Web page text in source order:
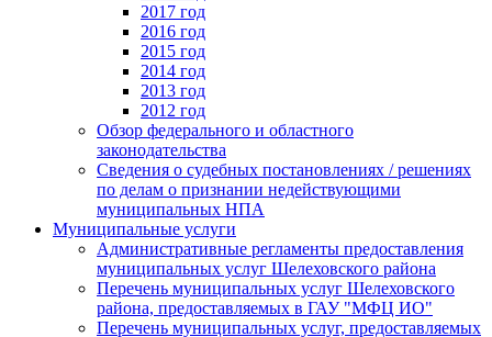
2017 год
2016 год
2015 год
2014 год
2013 год
2012 год
Обзор федерального и областного
законодательства
Сведения о судебных постановлениях / решениях
по делам о признании недействующими
муниципальных НПА
Муниципальные услуги
Административные регламенты предоставления
муниципальных услуг Шелеховского района
Перечень муниципальных услуг Шелеховского
района, предоставляемых в ГАУ "МФЦ ИО"
Перечень муниципальных услуг, предоставляемых